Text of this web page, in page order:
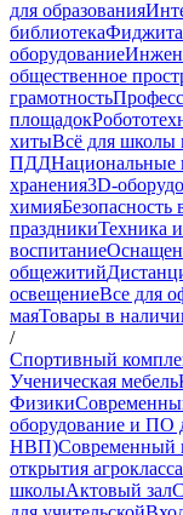
для образования
библиотека
оборудование
общественное
грамотность
площадок
хитыВсё для школы
ПДДНациональные
хранения3D-
химия
праздникиТехника
воспитание
общежитий
освещениеВсе для
маяТовары в
/
Спортивный
Ученическая мебель
Физики
оборудование и ПО
НВП)Современный
открытия
школыАктовый зал